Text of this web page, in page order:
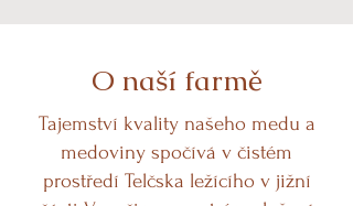
O naší farmě
Tajemství kvality našeho medu a
medoviny spočívá v čistém
prostředí Telčska ležícího v jižní